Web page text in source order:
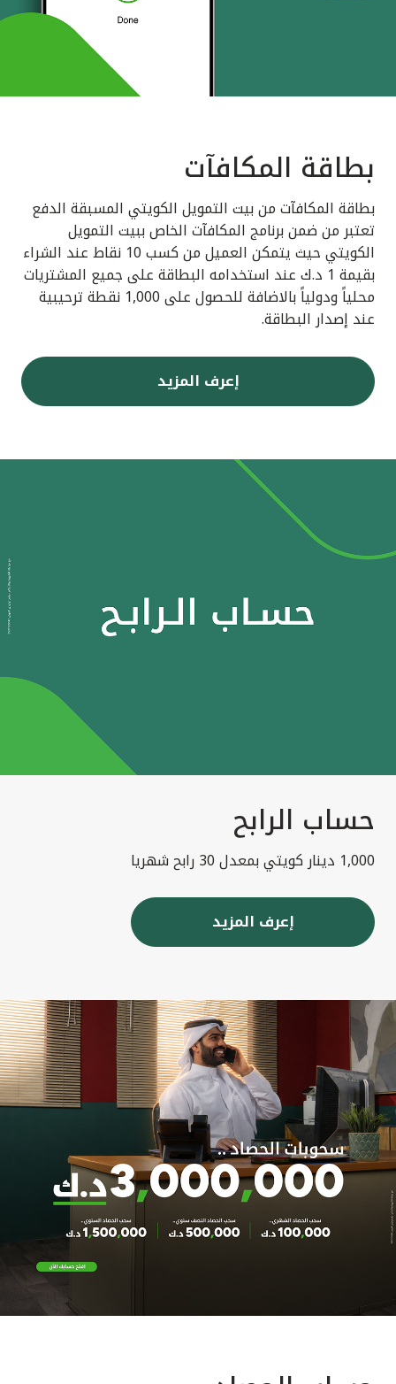
بطاقة المكافآت
بطاقة المكافآت من بيت التمويل الكويتي المسبقة الدفع
تعتبر من ضمن برنامج المكافآت الخاص ببيت التمويل
الكويتي حيث يتمكن العميل من كسب 10 نقاط عند الشراء
بقيمة 1 د.ك عند استخدامه البطاقة على جميع المشتريات
محلياً ودولياً بالاضافة للحصول على 1,000 نقطة ترحيبية
عند إصدار البطاقة.
إعرف المزيد
حساب الرابح
1,000 دينار كويتي بمعدل 30 رابح شهريا
إعرف المزيد